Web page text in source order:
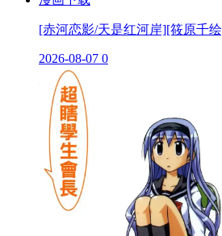
[赤河恋影/天是红河岸][筱原千
2026-08-07 0